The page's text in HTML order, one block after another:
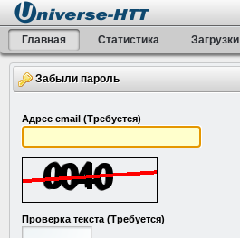
Главная Статистика Загрузки
Забыли пароль
Адрес email (Требуется)
Проверка текста (Требуется)